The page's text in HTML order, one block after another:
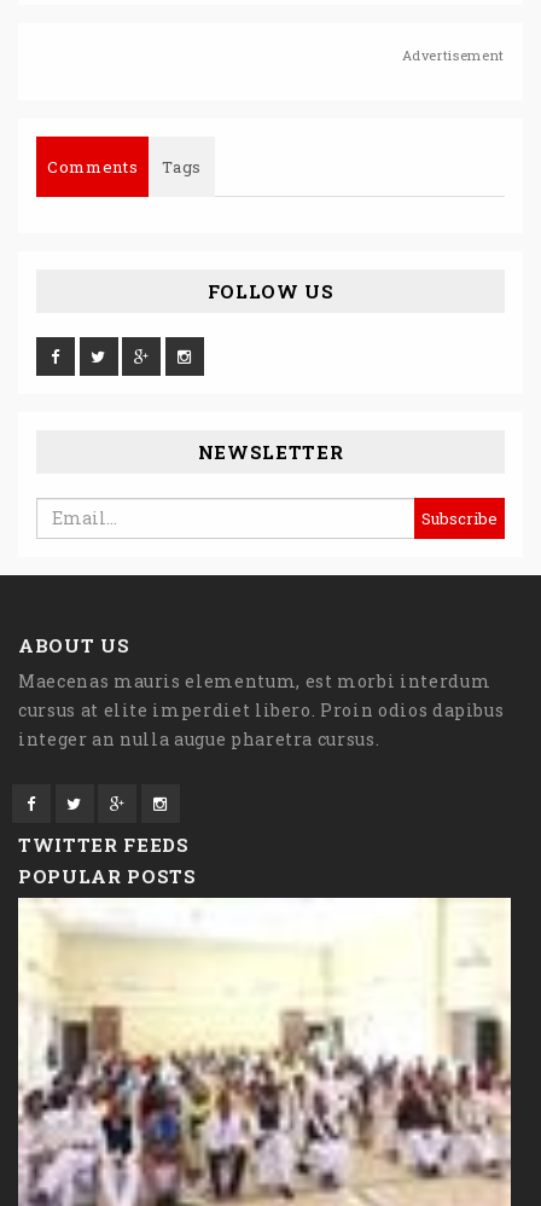
Advertisement
Comments Tags
FOLLOW US
NEWSLETTER
ABOUT US
Maecenas mauris elementum, est morbi interdum
cursus at elite imperdiet libero. Proin odios dapibus
integer an nulla augue pharetra cursus.
TWITTER FEEDS
POPULAR POSTS